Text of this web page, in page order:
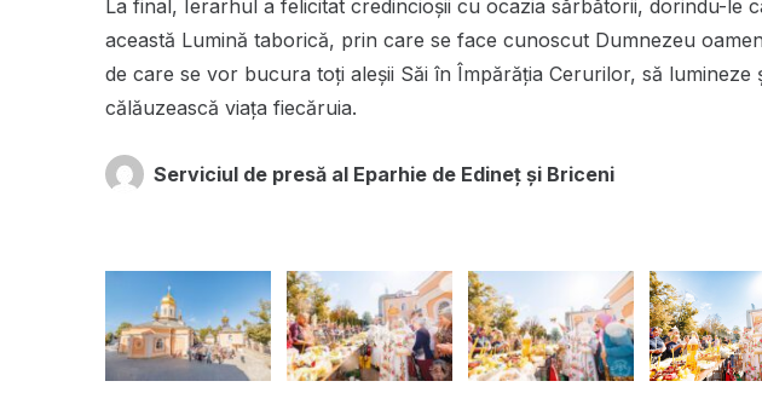
La final, Ierarhul a felicitat credincioșii cu ocazia sărbătorii, dorindu-le
această Lumină taborică, prin care se face cunoscut Dumnezeu
de care se vor bucura toți aleșii Săi în Împărăția Cerurilor, să lumineze
călăuzească viața fiecăruia.
Serviciul de presă al Eparhie de Edineț și Briceni